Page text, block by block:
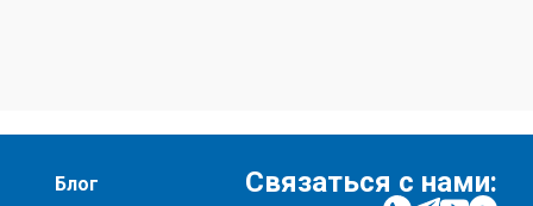
Блог Связаться с нами: